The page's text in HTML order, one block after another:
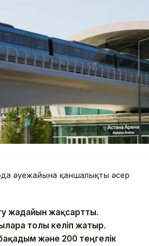
әуежайына қаншалықты әсер
жағдайын жақсартты.
толы келіп жатыр.
және 200 теңгелік